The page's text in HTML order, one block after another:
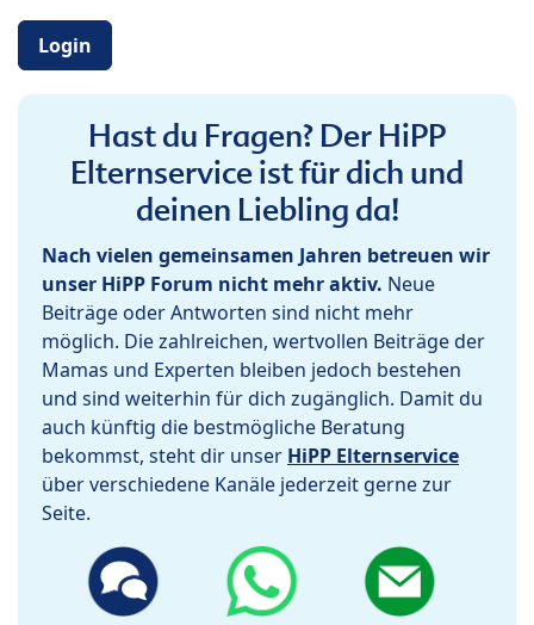
Login
Hast du Fragen? Der HiPP
Elternservice ist für dich und
deinen Liebling da!
Nach vielen gemeinsamen Jahren betreuen wir
unser HiPP Forum nicht mehr aktiv. Neue
Beiträge oder Antworten sind nicht mehr
möglich. Die zahlreichen, wertvollen Beiträge der
Mamas und Experten bleiben jedoch bestehen
und sind weiterhin für dich zugänglich. Damit du
auch künftig die bestmögliche Beratung
bekommst, steht dir unser HiPP Elternservice
über verschiedene Kanäle jederzeit gerne zur
Seite.